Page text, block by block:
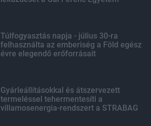
Túlfogyasztás napja - július 30-ra
felhasználta az emberiség a Föld egész
évre elegendő erőforrásait
Gyárleállításokkal és átszervezett
termeléssel tehermentesíti a
villamosenergia-rendszert a STRABAG